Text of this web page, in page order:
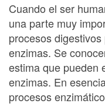
Cuando el ser
una parte muy
procesos
enzimas. Se
estima que pueden
enzimas. En
procesos